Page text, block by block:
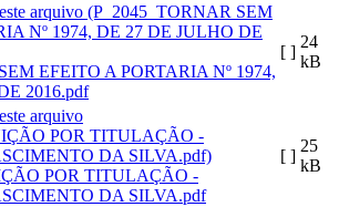
EFEITO A PORTARIA Nº 1974,
2016.pdf
[ ]
24
kB
POR TITULAÇÃO -
DA SILVA.pdf
[ ]
25
kB